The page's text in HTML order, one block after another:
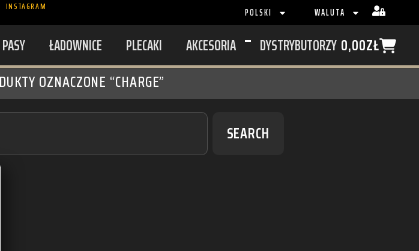
INSTAGRAM POLSKI WALUTA
PASY ŁADOWNICE PLECAKI AKCESORIA DYSTRYBUTORZY 0,00ZŁ
OZNACZONE “CHARGE”
SEARCH